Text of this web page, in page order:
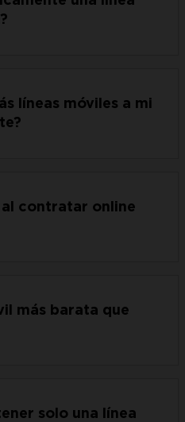
líneas móviles a mi
contratar online
más barata que
solo una línea